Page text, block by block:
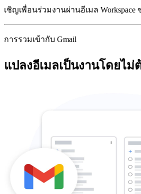
เชิญเพื่อนร่วมงานผ่านอีเมล
การรวมเข้ากับ Gmail
แปลงอีเมลเป็นงานโดยไ